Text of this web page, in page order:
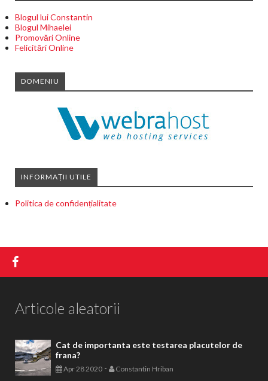
Blogul lui Constantin
Blogul Mihaelei
Promovări Online
Felicitări Online
DOMENIU
INFORMAȚII UTILE
Politica de confidențialitate
Articole aleatorii
Cat de importanta este testarea placutelor de
frana?
Apr 28 2020 - Constantin Hriban